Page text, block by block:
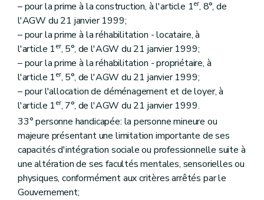
– pour la prime à la construction, à l'article 1er, 8°, de
l'AGW du 21 janvier 1999;
– pour la prime à la réhabilitation - locataire, à
l'article 1er, 5°, de l'AGW du 21 janvier 1999;
– pour la prime à la réhabilitation - propriétaire, à
l'article 1er, 5°, de l'AGW du 21 janvier 1999;
– pour l'allocation de déménagement et de loyer, à
l'article 1er, 7°, de l'AGW du 21 janvier 1999.
33° personne handicapée: la personne mineure ou
majeure présentant une limitation importante de ses
capacités d'intégration sociale ou professionnelle suite à
une altération de ses facultés mentales, sensorielles ou
physiques, conformément aux critères arrêtés par le
Gouvernement;